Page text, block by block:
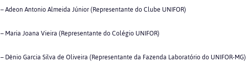
– Adeon Antonio Almeida Júnior (Representante do Clube UNIFOR)
– Maria Joana Vieira (Representante do Colégio UNIFOR)
– Dênio Garcia Silva de Oliveira (Representante da Fazenda Laboratório do UNIFOR-MG)